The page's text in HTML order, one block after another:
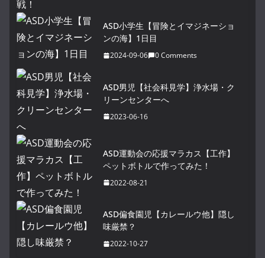
ASD小学生【冒険とイマジネーショ
ンの海】1日目
2024-09-06 0 Comments
ASD男児【社会科見学】浄水場・ク
リーンセンターへ
2023-06-16
ASD運動会の応援マラカス【工作】
ペットボトルで作ってみた！
2022-08-21
ASD偏食園児【カレールウ他】隠し
味厳禁？
2022-10-27